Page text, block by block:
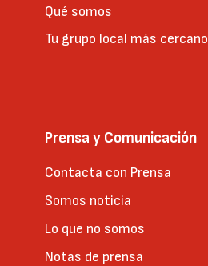
Qué somos
Tu grupo local más cercano
Prensa y Comunicación
Contacta con Prensa
Somos noticia
Lo que no somos
Notas de prensa